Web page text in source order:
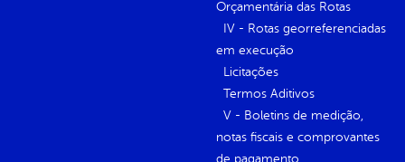
Orçamentária das Rotas
IV - Rotas georreferenciadas
em execução
Licitações
Termos Aditivos
V - Boletins de medição,
notas fiscais e comprovantes
de pagamento